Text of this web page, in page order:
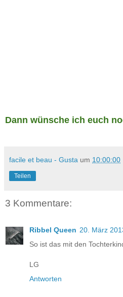
Dann wünsche ich euch
facile et beau - Gusta um 10:00:00
Teilen
3 Kommentare:
Ribbel Queen 20. März
So ist das mit den
LG
Antworten